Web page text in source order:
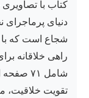
کتاب با
دنیای
شجاع است که
راهی خلاقانه
شامل
تقویت خلاقیت،